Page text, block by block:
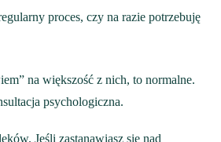
proces, czy na razie potrzebuję
na większość z nich, to normalne.
psychologiczna.
Jeśli zastanawiasz się nad